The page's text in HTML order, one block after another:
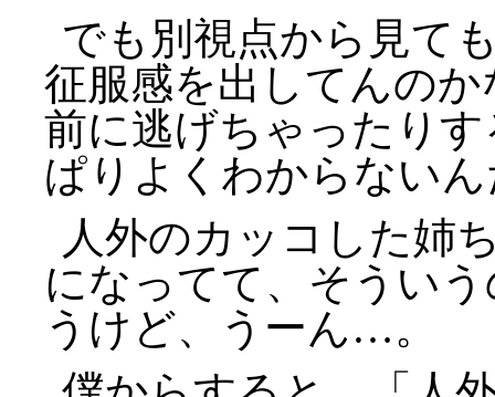
でも別視点から見て
征服感を出してんの
前に逃げちゃったり
ぱりよくわからない
人外のカッコした姉
になってて、そうい
うけど、うーん…。